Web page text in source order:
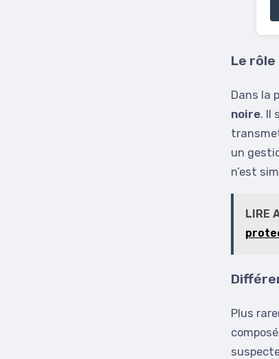
Le
Dans la
noire. Il
un
n’est
LIRE
Plus